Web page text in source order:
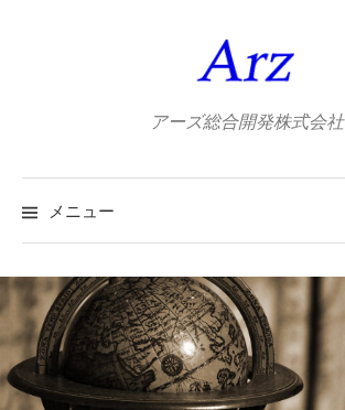
キ
プ
アーズ総合開発株式会社
メニュー